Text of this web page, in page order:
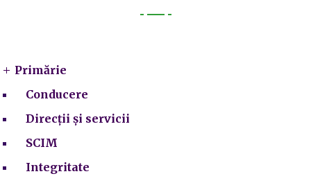
Primărie
Conducere
Direcții și servicii
SCIM
Integritate